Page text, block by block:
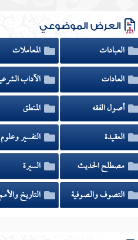
العرض الموضوعي
العبادات
المعاملات
العادات
الآداب
أصول الفقه
المنطق
العقيدة
التفسير
مصطلح الحديث
السيرة
التصوف والصوفية